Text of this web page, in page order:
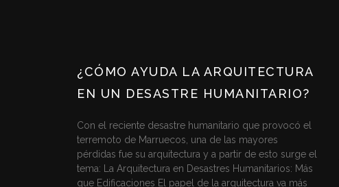
¿CÓMO AYUDA LA ARQUITECTURA
EN UN DESASTRE HUMANITARIO?
Con el reciente desastre humanitario que provocó el
terremoto de Marruecos, una de las mayores
pérdidas fue su arquitectura y a partir de esto surge el
tema: La Arquitectura en Desastres Humanitarios: Más
que Edificaciones El papel de la arquitectura va más